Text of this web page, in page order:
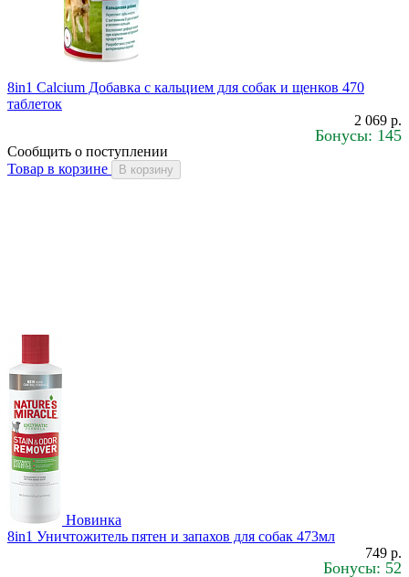
8in1 Calcium Добавка с кальцием для собак и щенков 470
таблеток
2 069 р.
Бонусы: 145
Сообщить о поступлении
Товар в корзине
В корзину
Новинка
8in1 Уничтожитель пятен и запахов для собак 473мл
749 р.
Бонусы: 52